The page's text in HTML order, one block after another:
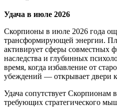
Удача в июле 2026
Скорпионы в июле 2026 года
трансформирующей энергии.
активирует сферы совместных
наследства и глубинных
время, когда избавление от
убеждений — открывает двери
Удача сопутствует Скорпионам
требующих стратегического